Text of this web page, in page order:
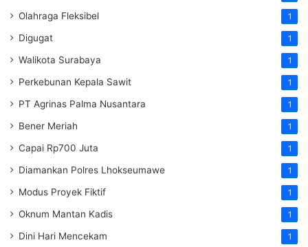
Olahraga Fleksibel 1
Digugat 1
Walikota Surabaya 1
Perkebunan Kepala Sawit 1
PT Agrinas Palma Nusantara 1
Bener Meriah 1
Capai Rp700 Juta 1
Diamankan Polres Lhokseumawe 1
Modus Proyek Fiktif 1
Oknum Mantan Kadis 1
Dini Hari Mencekam 1